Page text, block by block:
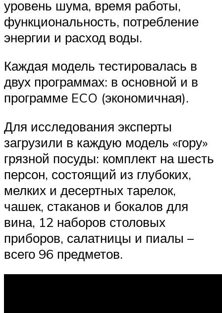
уровень шума, время работы,
функциональность, потребление
энергии и расход воды.
Каждая модель тестировалась в
двух программах: в основной и в
программе ECO (экономичная).
Для исследования эксперты
загрузили в каждую модель «гору»
грязной посуды: комплект на шесть
персон, состоящий из глубоких,
мелких и десертных тарелок,
чашек, стаканов и бокалов для
вина, 12 наборов столовых
приборов, салатницы и пиалы –
всего 96 предметов.